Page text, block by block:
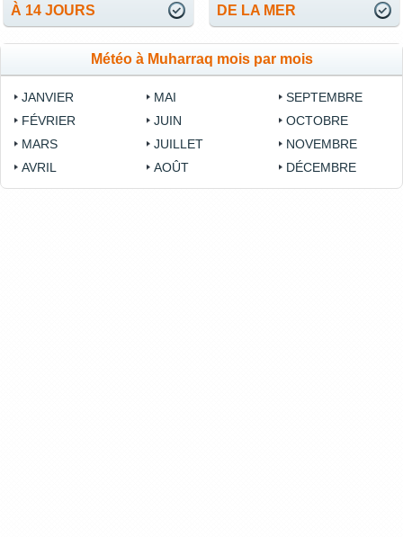
À 14 JOURS
DE LA MER
Météo à Muharraq mois par mois
JANVIER
FÉVRIER
MARS
AVRIL
MAI
JUIN
JUILLET
AOÛT
SEPTEMBRE
OCTOBRE
NOVEMBRE
DÉCEMBRE